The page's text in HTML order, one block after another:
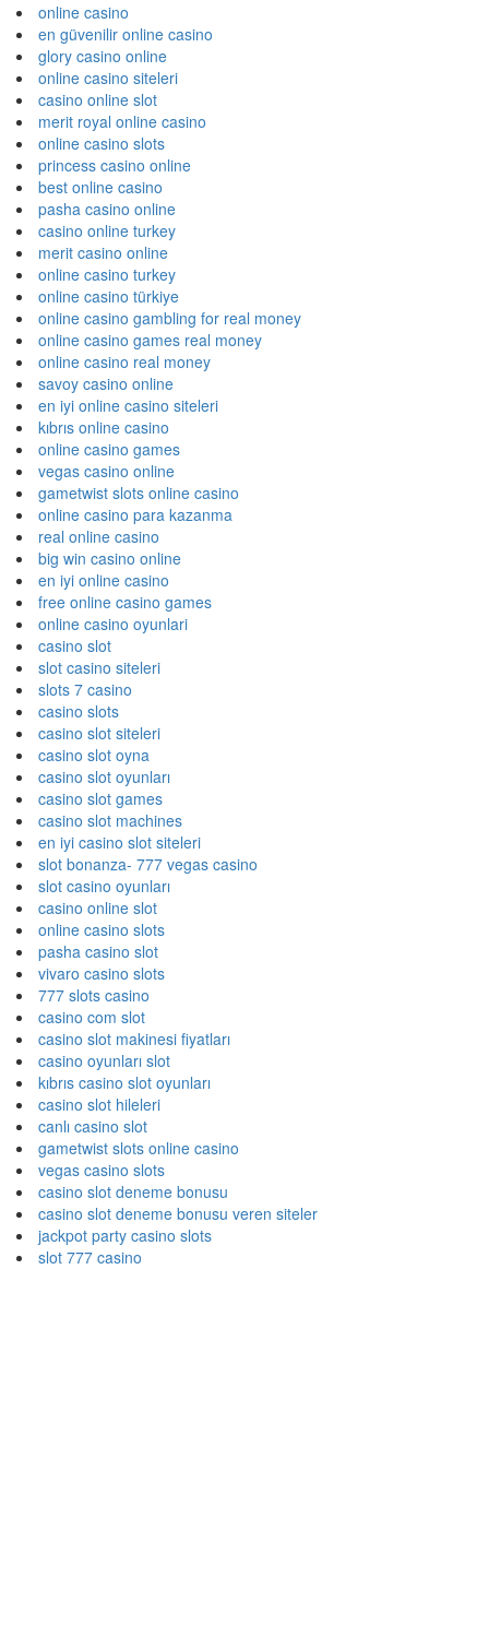
online casino
en güvenilir online casino
glory casino online
online casino siteleri
casino online slot
merit royal online casino
online casino slots
princess casino online
best online casino
pasha casino online
casino online turkey
merit casino online
online casino turkey
online casino türkiye
online casino gambling for real money
online casino games real money
online casino real money
savoy casino online
en iyi online casino siteleri
kıbrıs online casino
online casino games
vegas casino online
gametwist slots online casino
online casino para kazanma
real online casino
big win casino online
en iyi online casino
free online casino games
online casino oyunlari
casino slot
slot casino siteleri
slots 7 casino
casino slots
casino slot siteleri
casino slot oyna
casino slot oyunları
casino slot games
casino slot machines
en iyi casino slot siteleri
slot bonanza- 777 vegas casino
slot casino oyunları
casino online slot
online casino slots
pasha casino slot
vivaro casino slots
777 slots casino
casino com slot
casino slot makinesi fiyatları
casino oyunları slot
kıbrıs casino slot oyunları
casino slot hileleri
canlı casino slot
gametwist slots online casino
vegas casino slots
casino slot deneme bonusu
casino slot deneme bonusu veren siteler
jackpot party casino slots
slot 777 casino